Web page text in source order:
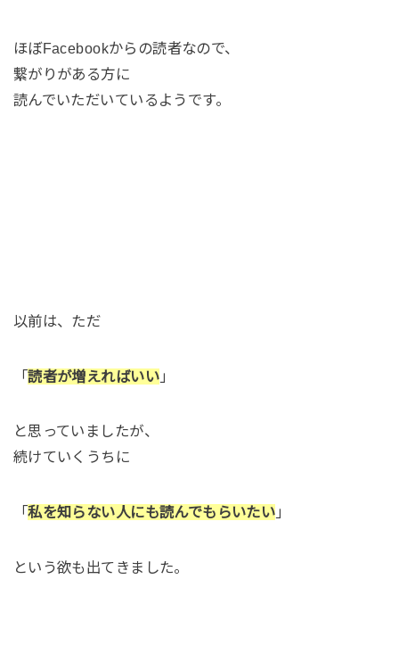
ほぼFacebookからの読者なので、
繋がりがある方に
読んでいただいているようです。
以前は、ただ
「読者が増えればいい」
と思っていましたが、
続けていくうちに
「私を知らない人にも読んでもらいたい 」
という欲も出てきました。